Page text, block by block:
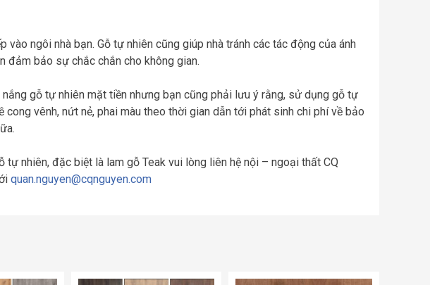
vào ngôi nhà bạn. Gỗ tự nhiên cũng giúp nhà tránh các tác động của ánh
đảm bảo sự chắc chắn cho không gian.
gỗ tự nhiên mặt tiền nhưng bạn cũng phải lưu ý rằng, sử dụng gỗ tự
vênh, nứt nẻ, phai màu theo thời gian dẫn tới phát sinh chi phí về bảo
tự nhiên, đặc biệt là lam gỗ Teak vui lòng liên hệ nội – ngoại thất CQ
quan.nguyen@cqnguyen.com